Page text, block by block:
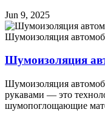
Jun 9, 2025
Шумоизоляция
Шумоизоляция
Шумоизоляция
рукавами — это
шумопоглощающие